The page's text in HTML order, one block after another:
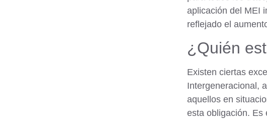
aplicación del MEI
reflejado el
¿Quién
Existen ciertas
Intergeneracional,
aquellos en
esta obligación. Es